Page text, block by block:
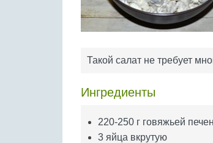
Такой салат не требует
Ингредиенты
220-250 г говяжьей
3 яйца вкрутую